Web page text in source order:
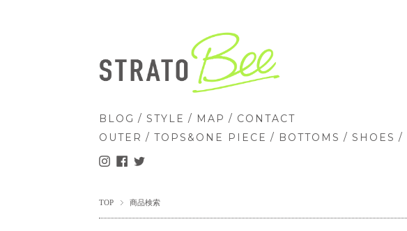
BLOG / STYLE / MAP / CONTACT
OUTER / TOPS&ONE PIECE / BOTTOMS / SHOES /
TOP 商品検索